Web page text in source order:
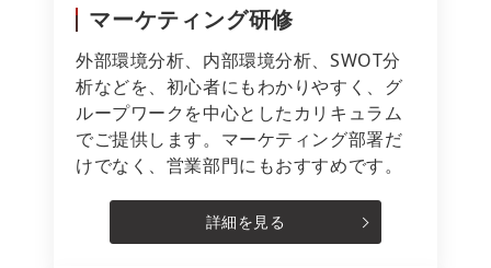
マーケティング研修
外部環境分析、内部環境分析、SWOT分
析などを、初心者にもわかりやすく、グ
ループワークを中心としたカリキュラム
でご提供します。マーケティング部署だ
けでなく、営業部門にもおすすめです。
詳細を見る